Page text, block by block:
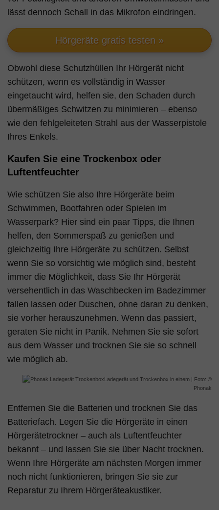
lässt dennoch Schall in das Mikrofon eindringen.
Hörgeräte gratis testen »
Obwohl diese Schutzhüllen Ihr Hörgerät nicht
schützen, wenn es vollständig in Wasser
eingetaucht wird, helfen sie, den Schaden durch
übermäßiges Schwitzen zu minimieren – ebenso
wie den fehlgeleiteten Strahl aus der Wasserpistole
Ihres Enkels.
Kaufen Sie eine Trockenbox oder
Luftentfeuchter
Wie schützen Sie also Ihre Hörgeräte beim
Schwimmen, Bootfahren oder Spielen im
Wasserpark? Hier sind ein paar Tipps, die Ihnen
helfen, den Sommerspaß zu genießen und
gleichzeitig Ihre Hörgeräte zu schützen. Selbst
wenn Sie so vorsichtig wie möglich sind, besteht
immer die Möglichkeit, dass Sie Ihr Hörgerät
versehentlich in das Waschbecken im Badezimmer
fallen lassen oder Duschen, ohne daran zu denken,
sie vorher herauszunehmen. Wenn das passiert,
geraten Sie nicht in Panik. Nehmen Sie sie sofort
aus dem Wasser und trocknen Sie sie so schnell
wie möglich ab.
Ladegerät und Trockenbox in einem | Foto: ©
Phonak
Entfernen Sie die Batterien und trocknen Sie das
Batteriefach. Legen Sie die Hörgeräte in einen
Hörgerätetrockner – auch als Luftentfeuchter
bekannt – und lassen Sie sie über Nacht trocknen.
Wenn Ihre Hörgeräte am nächsten Morgen immer
noch nicht funktionieren, bringen Sie sie zur
Reparatur zu Ihrem Hörgeräteakustiker.